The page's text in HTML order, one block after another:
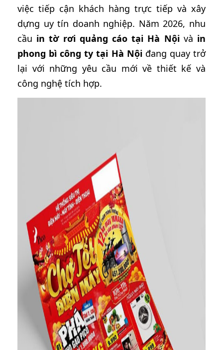
việc tiếp cận khách hàng trực tiếp và xây
dựng uy tín doanh nghiệp. Năm 2026, nhu
cầu in tờ rơi quảng cáo tại Hà Nộivà in
phong bì công ty tại Hà Nộiđang quay trở
lại với những yêu cầu mới về thiết kế và
công nghệ tích hợp.